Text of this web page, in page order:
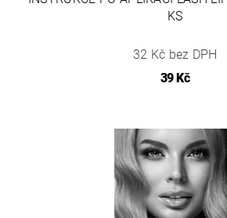
KS
32 Kč bez DPH
39 Kč